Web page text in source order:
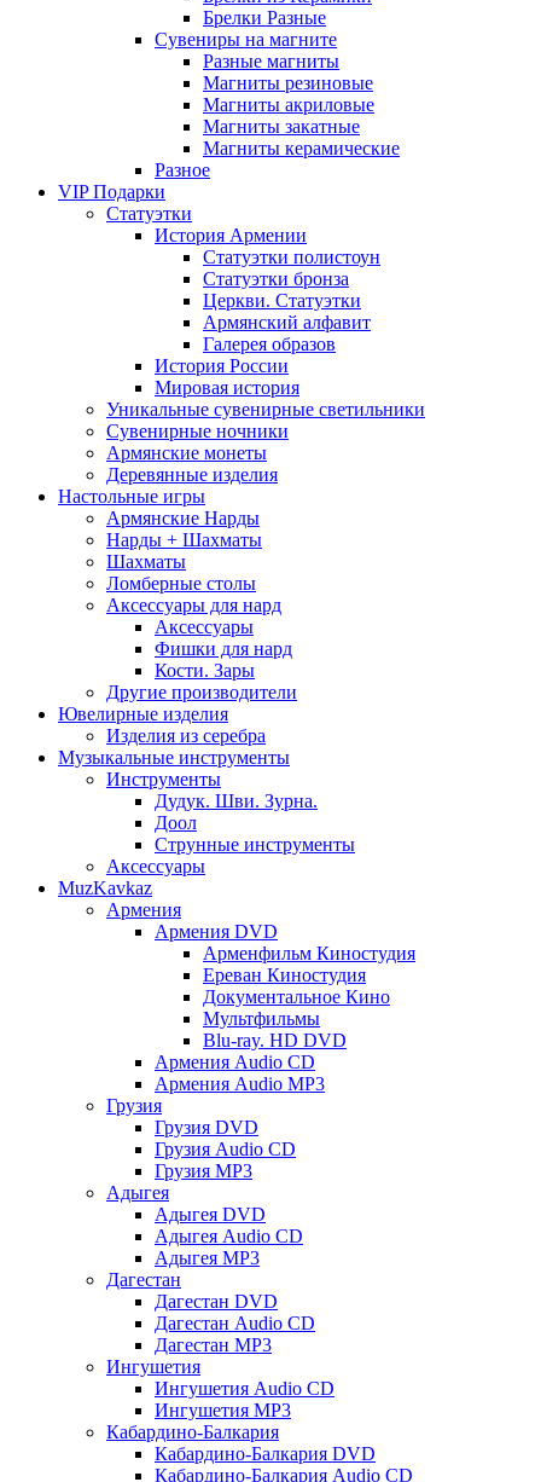
Брелки Разные
Сувениры на магните
Разные магниты
Магниты резиновые
Магниты акриловые
Магниты закатные
Магниты керамические
Разное
VIP Подарки
Статуэтки
История Армении
Статуэтки полистоун
Статуэтки бронза
Церкви. Статуэтки
Армянский алфавит
Галерея образов
История России
Мировая история
Уникальные сувенирные светильники
Сувенирные ночники
Армянские монеты
Деревянные изделия
Настольные игры
Армянские Нарды
Нарды + Шахматы
Шахматы
Ломберные столы
Аксессуары для нард
Аксессуары
Фишки для нард
Кости. Зары
Другие производители
Ювелирные изделия
Изделия из серебра
Музыкальные инструменты
Инструменты
Дудук. Шви. Зурна.
Доол
Струнные инструменты
Аксессуары
MuzKavkaz
Армения
Армения DVD
Арменфильм Киностудия
Ереван Киностудия
Документальное Кино
Мультфильмы
Blu-ray. HD DVD
Армения Audio CD
Армения Audio MP3
Грузия
Грузия DVD
Грузия Audio CD
Грузия MP3
Адыгея
Адыгея DVD
Адыгея Audio CD
Адыгея MP3
Дагестан
Дагестан DVD
Дагестан Audio CD
Дагестан MP3
Ингушетия
Ингушетия Audio CD
Ингушетия MP3
Кабардино-Балкария
Кабардино-Балкария DVD
Кабардино-Балкария Audio CD